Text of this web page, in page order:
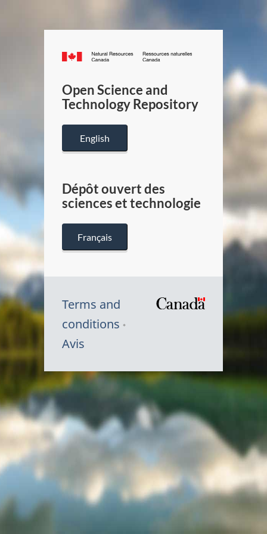
Canada.ca
/
Canada
Open Science and
Technology Repository
English
Dépôt ouvert des
sciences et technologie
Français
Terms and
conditions
Avis
Symbole
du